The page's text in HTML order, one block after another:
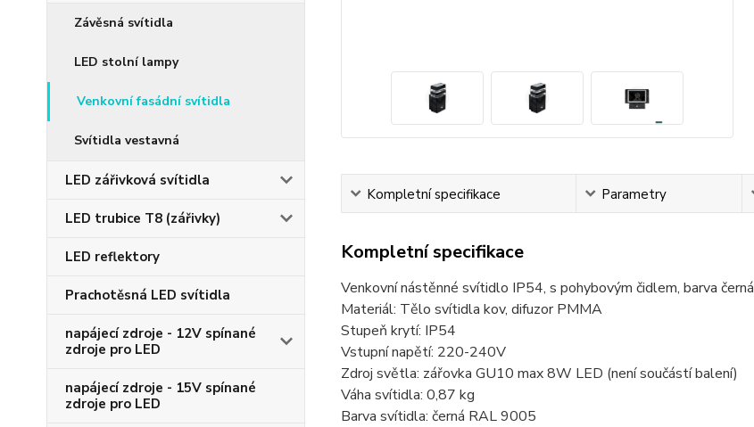
Závěsná svítidla
LED stolní lampy
Venkovní fasádní svítidla
Svítidla vestavná
LED zářivková svítidla
LED trubice T8 (zářivky)
LED reflektory
Prachotěsná LED svítidla
napájecí zdroje - 12V spínané
zdroje pro LED
napájecí zdroje - 15V spínané
zdroje pro LED
Kompletní specifikace Parametry
Kompletní specifikace
Venkovní nástěnné svítidlo IP54, s pohybovým čidlem, barva černá
Materiál: Tělo svítidla kov, difuzor PMMA
Stupeň krytí: IP54
Vstupní napětí: 220-240V
Zdroj světla: zářovka GU10 max 8W LED (není součástí balení)
Váha svítidla: 0,87 kg
Barva svítidla: černá RAL 9005